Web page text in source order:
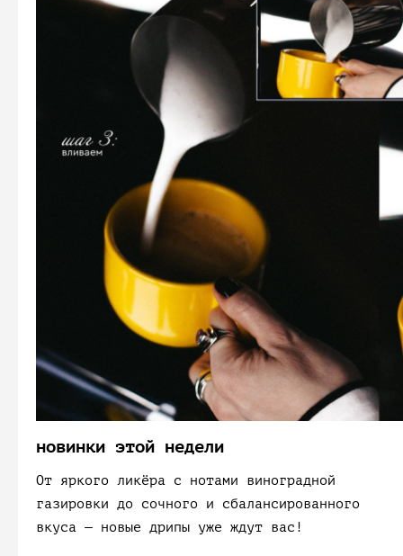
новинки этой недели
От яркого ликёра с нотами виноградной
газировки до сочного и сбалансированного
вкуса — новые дрипы уже ждут вас!